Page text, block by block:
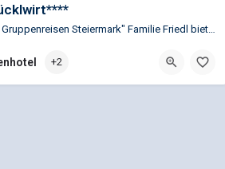
81 727
90, 8712 Niklasdorf, Österreich
+2